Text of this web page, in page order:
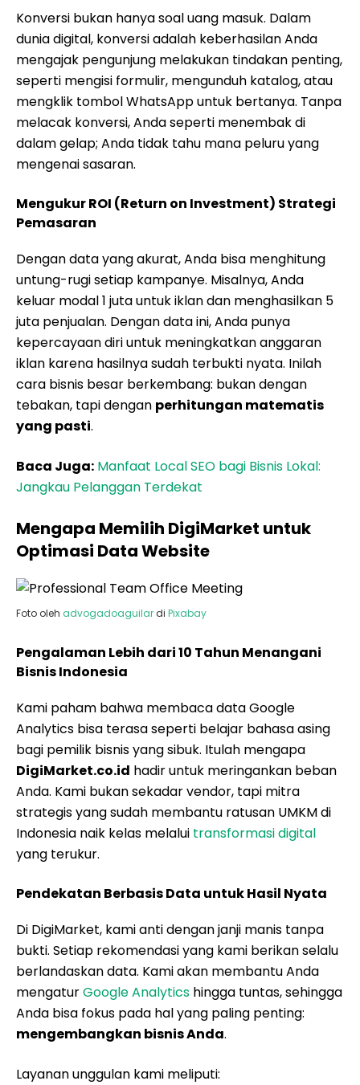
Konversi bukan hanya soal uang masuk. Dalam
dunia digital, konversi adalah keberhasilan Anda
mengajak pengunjung melakukan tindakan penting,
seperti mengisi formulir, mengunduh katalog, atau
mengklik tombol WhatsApp untuk bertanya. Tanpa
melacak konversi, Anda seperti menembak di
dalam gelap; Anda tidak tahu mana peluru yang
mengenai sasaran.
Mengukur ROI (Return on Investment) Strategi
Pemasaran
Dengan data yang akurat, Anda bisa menghitung
untung-rugi setiap kampanye. Misalnya, Anda
keluar modal 1 juta untuk iklan dan menghasilkan 5
juta penjualan. Dengan data ini, Anda punya
kepercayaan diri untuk meningkatkan anggaran
iklan karena hasilnya sudah terbukti nyata. Inilah
cara bisnis besar berkembang: bukan dengan
tebakan, tapi dengan perhitungan matematis
yang pasti.
Baca Juga: Manfaat Local SEO bagi Bisnis Lokal:
Jangkau Pelanggan Terdekat
Mengapa Memilih DigiMarket untuk
Optimasi Data Website
Foto oleh advogadoaguilar di Pixabay
Pengalaman Lebih dari 10 Tahun Menangani
Bisnis Indonesia
Kami paham bahwa membaca data Google
Analytics bisa terasa seperti belajar bahasa asing
bagi pemilik bisnis yang sibuk. Itulah mengapa
DigiMarket.co.id hadir untuk meringankan beban
Anda. Kami bukan sekadar vendor, tapi mitra
strategis yang sudah membantu ratusan UMKM di
Indonesia naik kelas melalui transformasi digital
yang terukur.
Pendekatan Berbasis Data untuk Hasil Nyata
Di DigiMarket, kami anti dengan janji manis tanpa
bukti. Setiap rekomendasi yang kami berikan selalu
berlandaskan data. Kami akan membantu Anda
mengaturGoogle Analytics hingga tuntas, sehingga
Anda bisa fokus pada hal yang paling penting:
mengembangkan bisnis Anda.
Layanan unggulan kami meliputi: